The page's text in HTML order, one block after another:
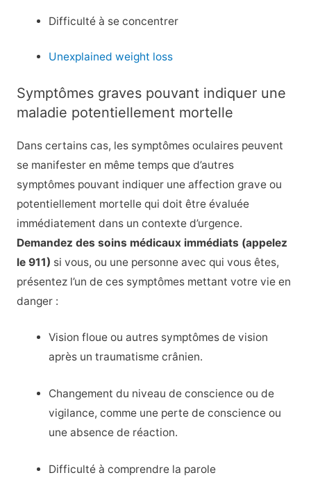
Difficulté à se concentrer
Unexplained weight loss
Symptômes graves pouvant indiquer une
maladie potentiellement mortelle
Dans certains cas, les symptômes oculaires peuvent
se manifester en même temps que d’autres
symptômes pouvant indiquer une affection grave ou
potentiellement mortelle qui doit être évaluée
immédiatement dans un contexte d’urgence.
Demandez des soins médicaux immédiats (appelez
le 911) si vous, ou une personne avec qui vous êtes,
présentez l’un de ces symptômes mettant votre vie en
danger :
Vision floue ou autres symptômes de vision
après un traumatisme crânien.
Changement du niveau de conscience ou de
vigilance, comme une perte de conscience ou
une absence de réaction.
Difficulté à comprendre la parole